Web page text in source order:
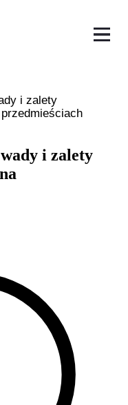
i zalety
i zalety